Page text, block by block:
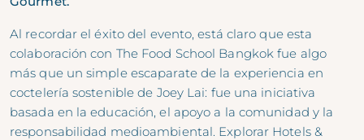
Al recordar el éxito del evento, está claro que esta
colaboración con The Food School Bangkok fue algo
más que un simple escaparate de la experiencia en
coctelería sostenible de Joey Lai: fue una iniciativa
basada en la educación, el apoyo a la comunidad y la
responsabilidad medioambiental. Explorar Hotels &